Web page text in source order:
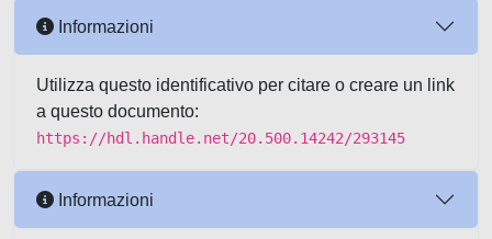
Informazioni
Utilizza questo identificativo per citare o creare un link
a questo documento:
https://hdl.handle.net/20.500.14242/293145
Informazioni